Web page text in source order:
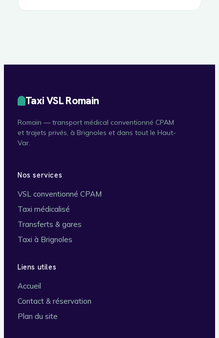
Taxi VSL Romain
Romain — transport médical conventionné CPAM
et trajets privés, à Brignoles et dans tout le Haut-
Var.
Nos services
VSL conventionné CPAM
Taxi médicalisé
Transferts & gares
Taxi à Brignoles
Liens utiles
Accueil
Contact & réservation
Plan du site